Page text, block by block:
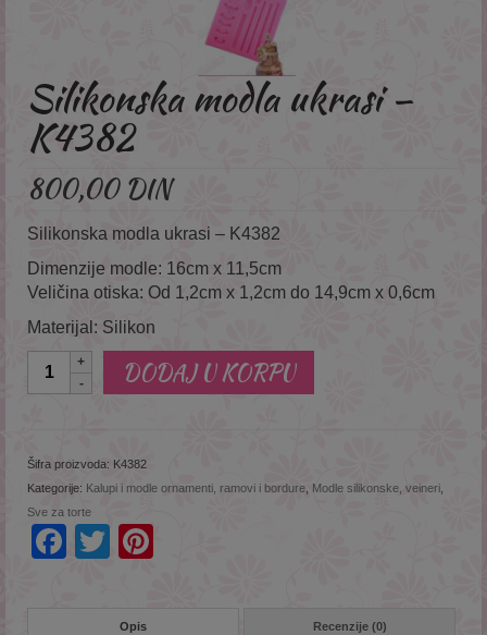
Silikonska modla ukrasi –
K4382
800,00 DIN
Silikonska modla ukrasi – K4382
Dimenzije modle: 16cm x 11,5cm
Veličina otiska: Od 1,2cm x 1,2cm do 14,9cm x 0,6cm
Materijal: Silikon
Količina
DODAJ U KORPU
Šifra proizvoda: K4382
Kategorije: Kalupi i modle ornamenti, ramovi i bordure Modle silikonske, veineri
Sve za torte
Facebook
Twitter
Opis Recenzije (0)